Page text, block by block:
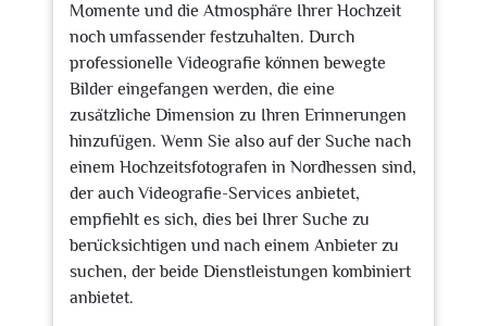
Momente und die Atmosphäre Ihrer Hochzeit
noch umfassender festzuhalten. Durch
professionelle Videografie können bewegte
Bilder eingefangen werden, die eine
zusätzliche Dimension zu Ihren Erinnerungen
hinzufügen. Wenn Sie also auf der Suche nach
einem Hochzeitsfotografen in Nordhessen sind,
der auch Videografie-Services anbietet,
empfiehlt es sich, dies bei Ihrer Suche zu
berücksichtigen und nach einem Anbieter zu
suchen, der beide Dienstleistungen kombiniert
anbietet.